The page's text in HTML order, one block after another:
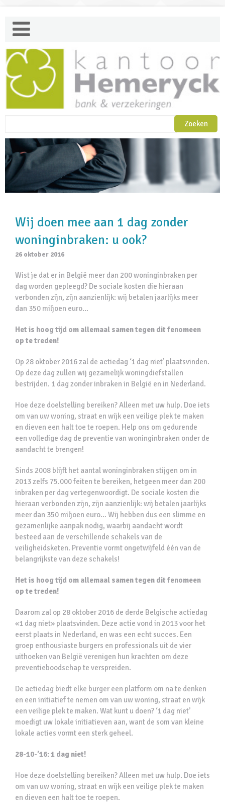
Wij doen mee aan 1 dag zonder
woninginbraken: u ook?
26 oktober 2016
Wist je dat er in België meer dan 200 woninginbraken per
dag worden gepleegd? De sociale kosten die hieraan
verbonden zijn, zijn aanzienlijk: wij betalen jaarlijks meer
dan 350 miljoen euro…
Het is hoog tijd om allemaal samen tegen dit fenomeen
op te treden!
Op 28 oktober 2016 zal de actiedag ‘1 dag niet’ plaatsvinden.
Op deze dag zullen wij gezamelijk woningdiefstallen
bestrijden. 1 dag zonder inbraken in België en in Nederland.
Hoe deze doelstelling bereiken? Alleen met uw hulp. Doe iets
om van uw woning, straat en wijk een veilige plek te maken
en dieven een halt toe te roepen. Help ons om gedurende
een volledige dag de preventie van woninginbraken onder de
aandacht te brengen!
Sinds 2008 blijft het aantal woninginbraken stijgen om in
2013 zelfs 75.000 feiten te bereiken, hetgeen meer dan 200
inbraken per dag vertegenwoordigt. De sociale kosten die
hieraan verbonden zijn, zijn aanzienlijk: wij betalen jaarlijks
meer dan 350 miljoen euro… Wij hebben dus een slimme en
gezamenlijke aanpak nodig, waarbij aandacht wordt
besteed aan de verschillende schakels van de
veiligheidsketen. Preventie vormt ongetwijfeld één van de
belangrijkste van deze schakels!
Het is hoog tijd om allemaal samen tegen dit fenomeen
op te treden!
Daarom zal op 28 oktober 2016 de derde Belgische actiedag
«1 dag niet» plaatsvinden. Deze actie vond in 2013 voor het
eerst plaats in Nederland, en was een echt succes. Een
groep enthousiaste burgers en professionals uit de vier
uithoeken van België verenigen hun krachten om deze
preventieboodschap te verspreiden.
De actiedag biedt elke burger een platform om na te denken
en een initiatief te nemen om van uw woning, straat en wijk
een veilige plek te maken. Wat kunt u doen? ‘1 dag niet’
moedigt uw lokale initiatieven aan, want de som van kleine
lokale acties vormt een sterk geheel.
28-10-’16: 1 dag niet!
Hoe deze doelstelling bereiken? Alleen met uw hulp. Doe iets
om van uw woning, straat en wijk een veilige plek te maken
en dieven een halt toe te roepen.